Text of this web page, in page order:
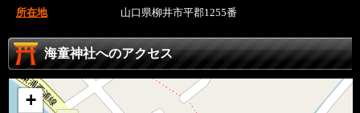
所在地 山口県柳井市平郡1255番
海童神社へのアクセス
+